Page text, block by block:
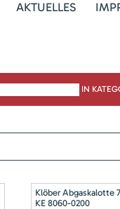
AKTUELLES
IN
Klöber Abgaskalotte
KE 8060-0200